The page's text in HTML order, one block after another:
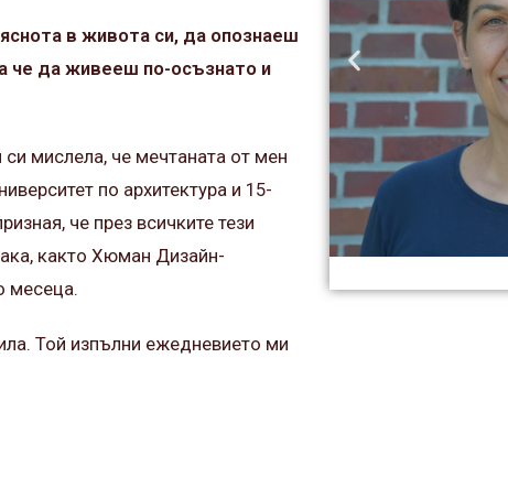
в живота си, да опознаеш
че да живееш по-осъзнато и
мислела, че мечтаната от мен
по архитектура и 15-
че през всичките тези
както Хюман Дизайн-
месеца.
Той изпълни ежедневието ми